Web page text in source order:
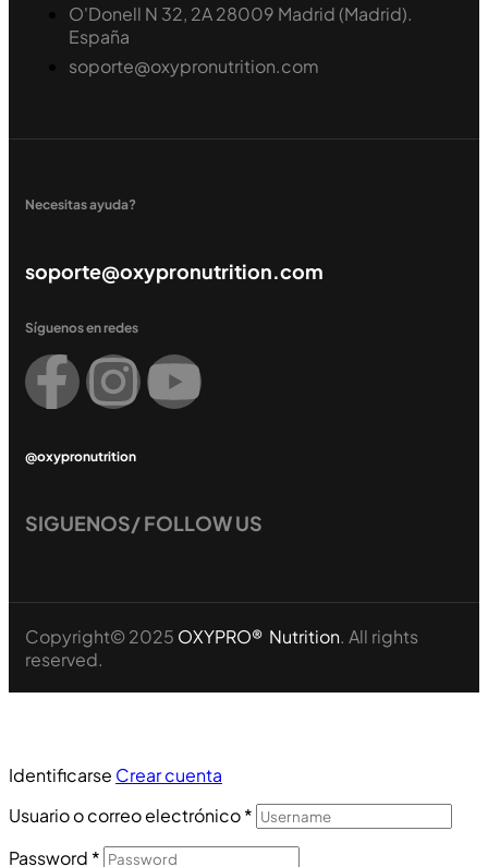
O'Donell N 32, 2A 28009 Madrid (Madrid).
España
soporte@oxypronutrition.com
Necesitas ayuda?
soporte@oxypronutrition.com
Síguenos en redes
@oxypronutrition
SIGUENOS/ FOLLOW US
Copyright© 2025 OXYPRO® Nutrition. All rights
reserved.
Identificarse Crear cuenta
Usuario o correo electrónico*
Password *